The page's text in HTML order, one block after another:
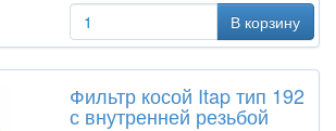
В корзину
Фильтр косой Itap тип 192
с внутренней резьбой